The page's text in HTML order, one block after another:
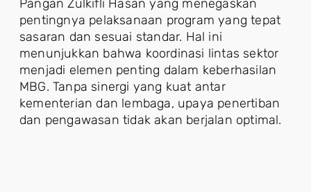
Pangan Zulkifli Hasan yang menegaskan
pentingnya pelaksanaan program yang tepat
sasaran dan sesuai standar. Hal ini
menunjukkan bahwa koordinasi lintas sektor
menjadi elemen penting dalam keberhasilan
MBG. Tanpa sinergi yang kuat antar
kementerian dan lembaga, upaya penertiban
dan pengawasan tidak akan berjalan optimal.